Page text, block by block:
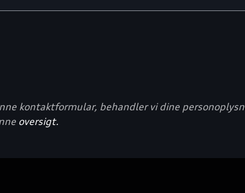
kontaktformular, behandler vi dine
oversigt.